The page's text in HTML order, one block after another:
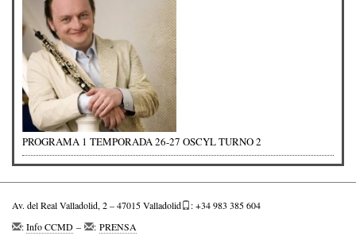
PROGRAMA 1 TEMPORADA 26-27 OSCYL TURNO 2
Av. del Real Valladolid, 2 – 47015 Valladolid
: +34 983 385 604
:Info CCMD – : PRENSA